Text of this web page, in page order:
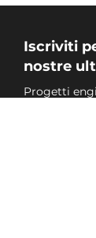
Iscriviti
nostre
Progetti